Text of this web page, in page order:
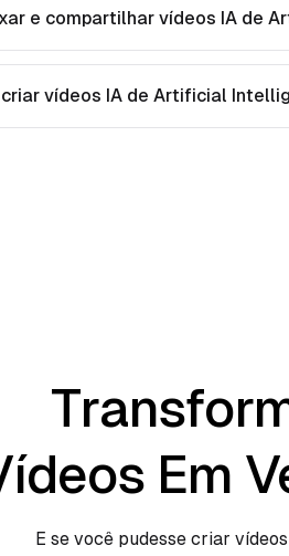
e compartilhar vídeos IA de
vídeos IA de Artificial
Em
E se você pudesse criar